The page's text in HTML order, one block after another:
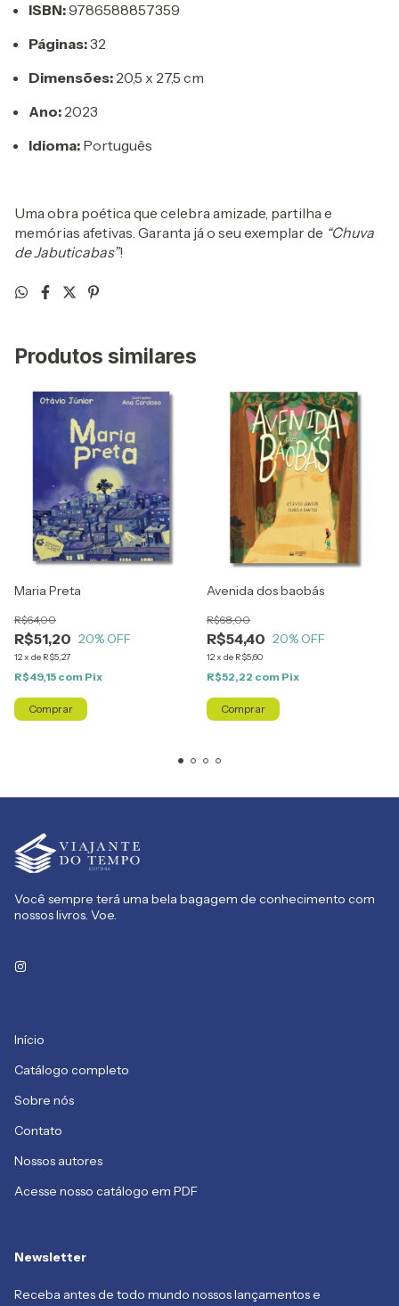
ISBN:9786588857359
Páginas:32
Dimensões: 20,5 x 27,5 cm
Ano: 2023
Idioma: Português
Uma obra poética que celebra amizade, partilha e
memórias afetivas. Garanta já o seu exemplar de “Chuva
de Jabuticabas”!
Produtos similares
Maria Preta
R$51,20
R$64,00
20% OFF
12x de R$5,27
R$49,15 com Pix
Avenida dos baobás
R$54,40
R$68,00
20% OFF
12x de R$5,60
R$52,22 com Pix
Você sempre terá uma bela bagagem de conhecimento com
nossos livros. Voe.
Início
Catálogo completo
Sobre nós
Contato
Nossos autores
Acesse nosso catálogo em PDF
Newsletter
Receba antes de todo mundo nossos lançamentos e